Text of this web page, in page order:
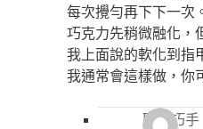
每次攪勻再下下一次
巧克力先稍微融化，
我上面說的軟化到指
我通常會這樣做，你
匿名巧手